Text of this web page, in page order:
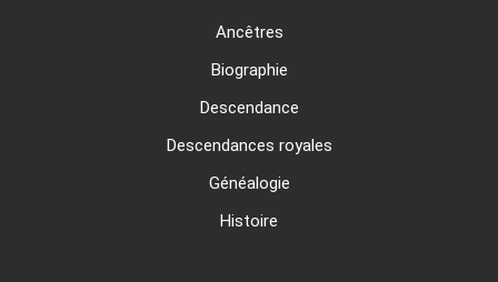
Ancêtres
Biographie
Descendance
Descendances royales
Généalogie
Histoire